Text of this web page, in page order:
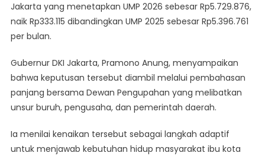
Jakarta yang menetapkan UMP 2026 sebesar Rp5.729.876,
naik Rp333.115 dibandingkan UMP 2025 sebesar Rp5.396.761
per bulan.
Gubernur DKI Jakarta, Pramono Anung, menyampaikan
bahwa keputusan tersebut diambil melalui pembahasan
panjang bersama Dewan Pengupahan yang melibatkan
unsur buruh, pengusaha, dan pemerintah daerah.
Ia menilai kenaikan tersebut sebagai langkah adaptif
untuk menjawab kebutuhan hidup masyarakat ibu kota